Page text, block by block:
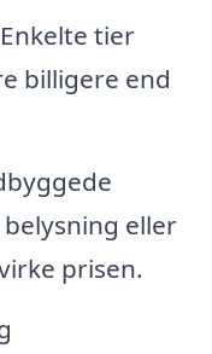
Enkelte tier
billigere end
eller
prisen.